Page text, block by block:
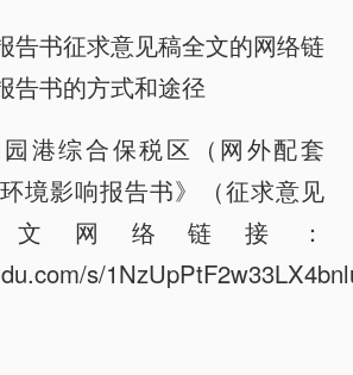
党风廉政
告书征求意见稿全文的网络链
告书的方式和途径
园港综合保税区（网外配套
境影响报告书》（征求意见
网络链接：
s/